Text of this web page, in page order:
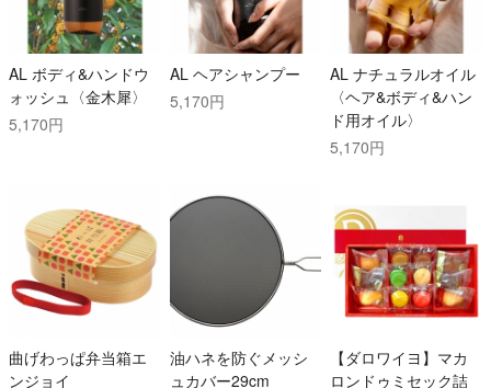
AL ボディ&ハンドウ
ォッシュ〈金木犀〉
5,170円
AL ヘアシャンプー
5,170円
AL ナチュラルオイル
〈ヘア&ボディ&ハン
ド用オイル〉
5,170円
曲げわっぱ弁当箱エ
ンジョイ
油ハネを防ぐメッシ
ュカバー29cm
【ダロワイヨ】マカ
ロンドゥミセック詰